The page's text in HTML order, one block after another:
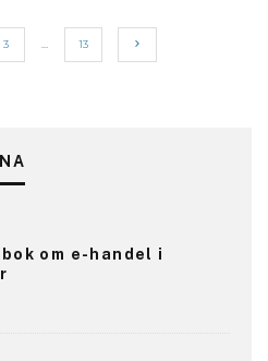
3 … 13
bok om e-handel i